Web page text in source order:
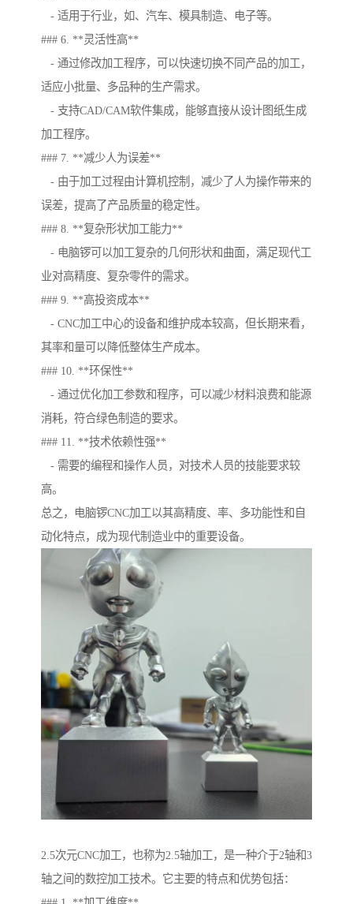
- 适用于行业，如、汽车、模具制造、电子等。
### 6. **灵活性高**
- 通过修改加工程序，可以快速切换不同产品的加工，
适应小批量、多品种的生产需求。
- 支持CAD/CAM软件集成，能够直接从设计图纸生成
加工程序。
### 7. **减少人为误差**
- 由于加工过程由计算机控制，减少了人为操作带来的
误差，提高了产品质量的稳定性。
### 8. **复杂形状加工能力**
- 电脑锣可以加工复杂的几何形状和曲面，满足现代工
业对高精度、复杂零件的需求。
### 9. **高投资成本**
- CNC加工中心的设备和维护成本较高，但长期来看，
其率和量可以降低整体生产成本。
### 10. **环保性**
- 通过优化加工参数和程序，可以减少材料浪费和能源
消耗，符合绿色制造的要求。
### 11. **技术依赖性强**
- 需要的编程和操作人员，对技术人员的技能要求较
高。
总之，电脑锣CNC加工以其高精度、率、多功能性和自
动化特点，成为现代制造业中的重要设备。
2.5次元CNC加工，也称为2.5轴加工，是一种介于2轴和3
轴之间的数控加工技术。它主要的特点和优势包括：